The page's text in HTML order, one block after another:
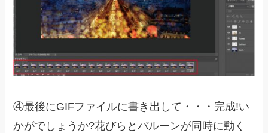
④最後にGIFファイルに書き出して・・・完成!い
かがでしょうか?花びらとバルーンが同時に動く